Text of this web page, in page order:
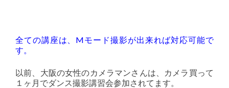
全ての講座は、Mモード撮影が出来れば対応可能で
す。
以前、大阪の女性のカメラマンさんは、カメラ買って
１ヶ月でダンス撮影講習会参加されてます。